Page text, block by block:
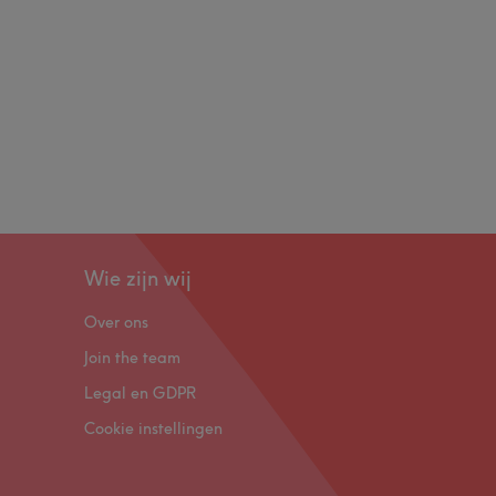
Wie zijn wij
Over ons
Join the team
Legal en GDPR
Cookie instellingen